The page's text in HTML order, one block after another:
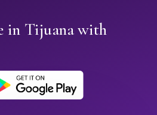
in Tijuana with